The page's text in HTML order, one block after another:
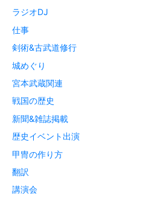
ラジオDJ
仕事
剣術&古武道修行
城めぐり
宮本武蔵関連
戦国の歴史
新聞&雑誌掲載
歴史イベント出演
甲冑の作り方
翻訳
講演会